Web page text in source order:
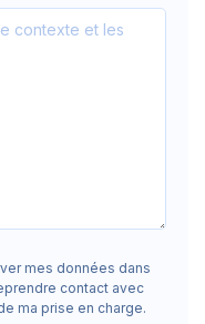
mes données dans
contact avec
ma prise en charge.